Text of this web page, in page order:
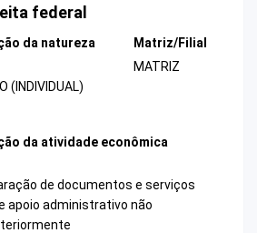
federal
da natureza
(INDIVIDUAL)
Matriz/Filial
MATRIZ
da atividade econômica
de documentos e serviços
apoio administrativo não